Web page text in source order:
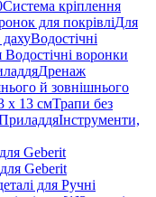
Система кріплення
для покрівліДля
Водостічні
Водостічні воронки
Дренаж
й зовнішнього
x 13 смТрапи без
Інструменти,
Geberit
Geberit
для Ручні